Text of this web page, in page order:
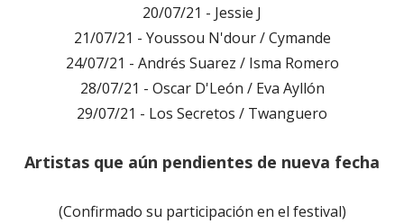
20/07/21 - Jessie J
21/07/21 - Youssou N'dour / Cymande
24/07/21 - Andrés Suarez / Isma Romero
28/07/21 - Oscar D'León / Eva Ayllón
29/07/21 - Los Secretos / Twanguero
Artistas que aún pendientes de nueva fecha
(Confirmado su participación en el festival)